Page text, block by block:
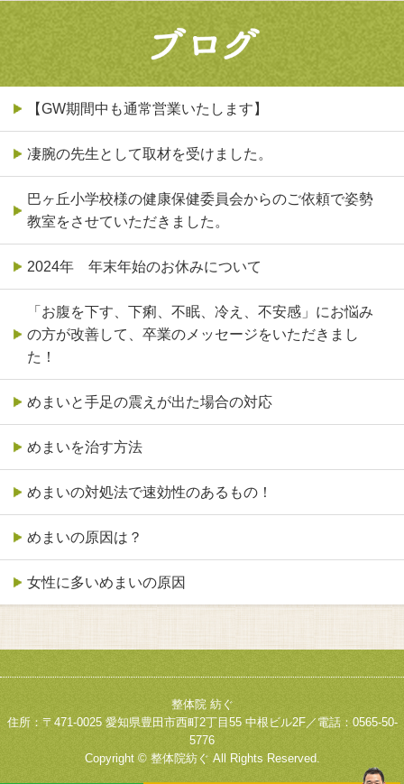
【GW期間中も通常営業いたします】
凄腕の先生として取材を受けました。
巴ヶ丘小学校様の健康保健委員会からのご依頼で姿勢
教室をさせていただきました。
2024年 年末年始のお休みについて
「お腹を下す、下痢、不眠、冷え、不安感」にお悩み
の方が改善して、卒業のメッセージをいただきまし
た！
めまいと手足の震えが出た場合の対応
めまいを治す方法
めまいの対処法で速効性のあるもの！
めまいの原因は？
女性に多いめまいの原因
整体院 紡ぐ
住所：〒471-0025 愛知県豊田市西町2丁目55 中根ビル2F／電話：0565-50-
5776
Copyright © 整体院紡ぐ All Rights Reserved.